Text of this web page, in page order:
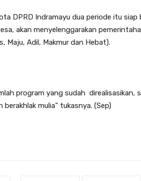
DPRD Indramayu dua periode itu
akan menyelenggarakan
Maju, Adil, Makmur dan Hebat).
program yang sudah direalisasikan,
berakhlak mulia” tukasnya. (Sep)